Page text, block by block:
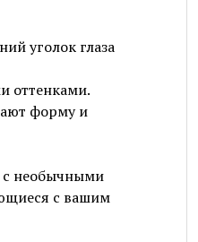
уголок глаза
оттенками.
форму и
с необычными
с вашим